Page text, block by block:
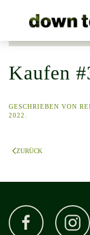
Zum
Kaufen
GESCHRIEBEN VON
2022
ZURÜCK